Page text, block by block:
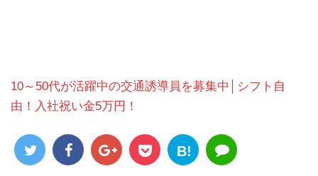
10～50代が活躍中の交通誘導員を募集中│シフト自
由！入社祝い金5万円！
B!